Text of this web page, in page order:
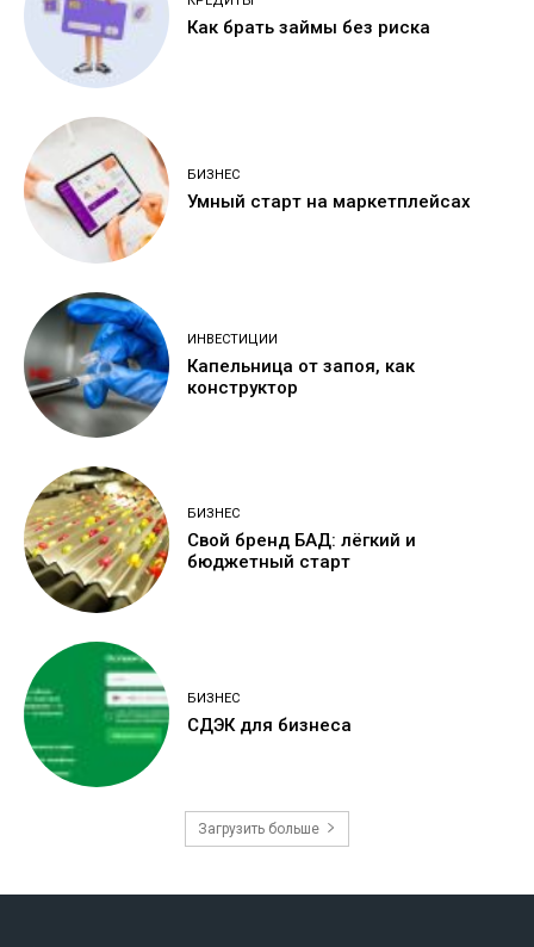
Как брать займы без риска
БИЗНЕС
Умный старт на маркетплейсах
ИНВЕСТИЦИИ
Капельница от запоя, как
конструктор
БИЗНЕС
Свой бренд БАД: лёгкий и
бюджетный старт
БИЗНЕС
СДЭК для бизнеса
Загрузить больше